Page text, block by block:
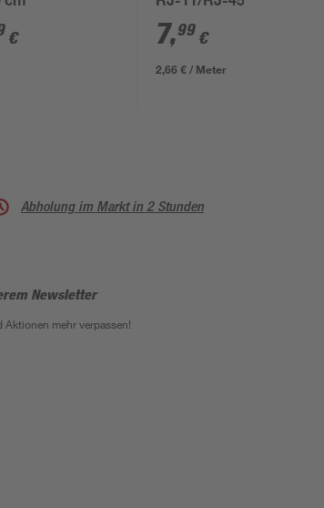
€
3 m
7,99 €
2,66 € / Meter
Abholung im Markt in 2 Stunden
Newsletter
mehr verpassen!